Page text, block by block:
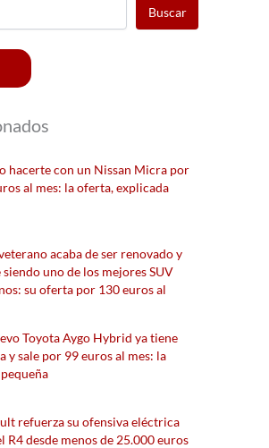
Buscar
hacerte con un Nissan Micra por
al mes: la oferta, explicada
acaba de ser renovado y
siendo uno de los mejores SUV
su oferta por 130 euros al
Toyota Aygo Hybrid ya tiene
y sale por 99 euros al mes: la
refuerza su ofensiva eléctrica
R4 desde menos de 25.000 euros